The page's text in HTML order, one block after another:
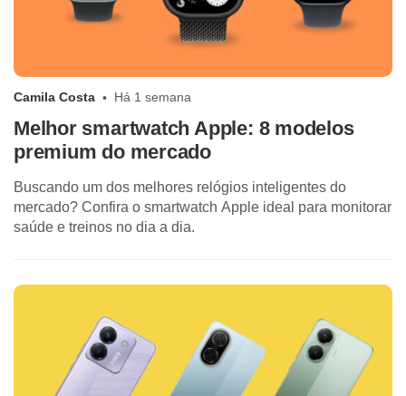
Camila Costa Há 1 semana
Melhor smartwatch Apple: 8 modelos
premium do mercado
Buscando um dos melhores relógios inteligentes do
mercado? Confira o smartwatch Apple ideal para monitorar
saúde e treinos no dia a dia.